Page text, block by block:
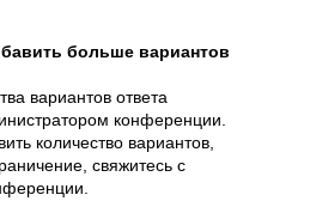
больше вариантов
вариантов ответа
конференции.
количество вариантов,
свяжитесь с